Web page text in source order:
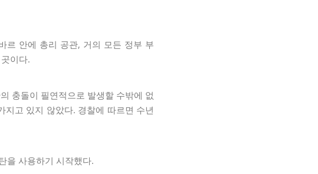
르 안에 총리 공관, 거의 모든 정부 부
이다.
충돌이 필연적으로 발생할 수밖에 없
고 있지 않았다. 경찰에 따르면 수년
을 사용하기 시작했다.